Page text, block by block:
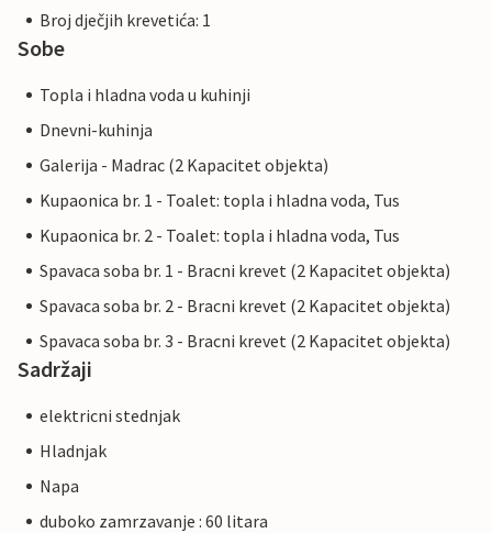
Broj dječjih krevetića: 1
Sobe
Topla i hladna voda u kuhinji
Dnevni-kuhinja
Galerija - Madrac (2 Kapacitet objekta)
Kupaonica br. 1 - Toalet: topla i hladna voda, Tus
Kupaonica br. 2 - Toalet: topla i hladna voda, Tus
Spavaca soba br. 1 - Bracni krevet (2 Kapacitet objekta)
Spavaca soba br. 2 - Bracni krevet (2 Kapacitet objekta)
Spavaca soba br. 3 - Bracni krevet (2 Kapacitet objekta)
Sadržaji
elektricni stednjak
Hladnjak
Napa
duboko zamrzavanje : 60 litara